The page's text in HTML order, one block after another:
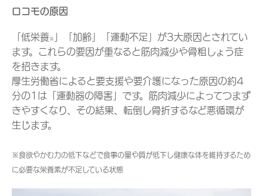
ロコモの原因
「低栄養※
」「加齢」「運動不足」が3大原因とされてい
ます。これらの要因が重なると筋肉減少や骨粗しょう症
を招きます。
厚生労働省によると要支援や要介護になった原因の約4
分の1は「運動器の障害」です。筋肉減少によってつまず
きやすくなり、その結果、転倒し骨折するなど悪循環が
生じます。
※食欲やかむ力の低下などで食事の量や質が低下し健康な体を維持するため
に必要な栄養素が不足している状態